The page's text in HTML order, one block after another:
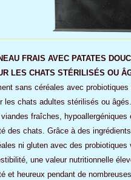
FRAIS AVEC PATATES
LES CHATS STÉRILISÉS OU
sans céréales avec probiotiques
les chats adultes stérilisés ou âgés.
viandes fraîches,
des chats. Grâce à des
ni gluten avec des
une valeur nutritionnelle
et heureux pendant de